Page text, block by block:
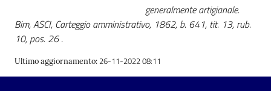
generalmente artigianale.
Bim, ASCI, Carteggio amministrativo, 1862, b. 641, tit. 13, rub.
10, pos. 26.
Ultimo aggiornamento: 26-11-2022 08:11